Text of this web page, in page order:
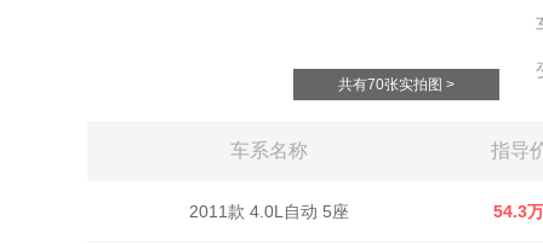
共有70张实拍图 >
车系名称 指导
2011款 4.0L自动 5座 54.3万